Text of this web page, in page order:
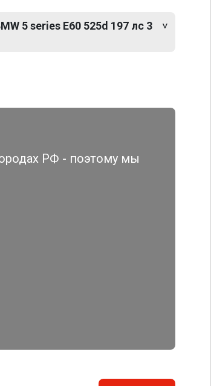
5 series E60 525d 197 лс 3
РФ - поэтому мы